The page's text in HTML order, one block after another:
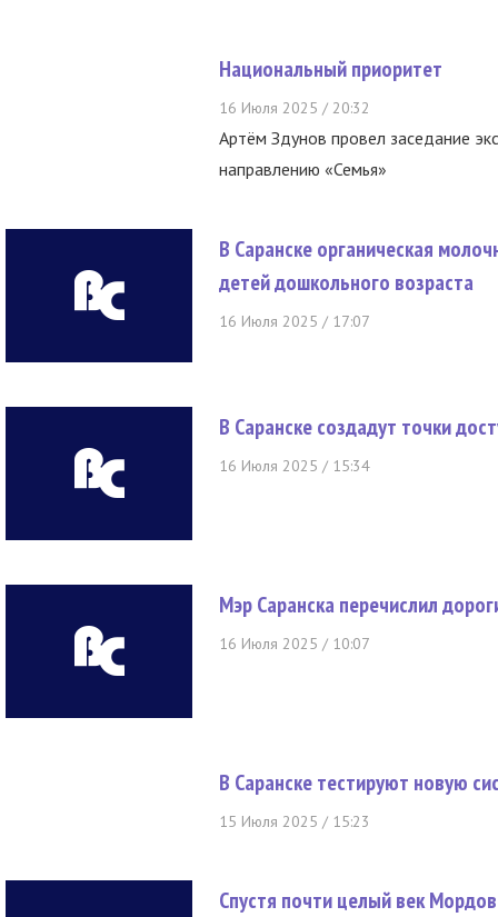
Национальный приоритет
16 Июля 2025 / 20:32
Артём Здунов провел заседание
направлению «Семья»
В Саранске органическая
детей дошкольного возраста
16 Июля 2025 / 17:07
В Саранске создадут точки
16 Июля 2025 / 15:34
Мэр Саранска перечислил
16 Июля 2025 / 10:07
В Саранске тестируют новую
15 Июля 2025 / 15:23
Спустя почти целый век